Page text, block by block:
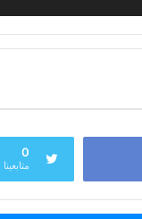
0
متابعينا